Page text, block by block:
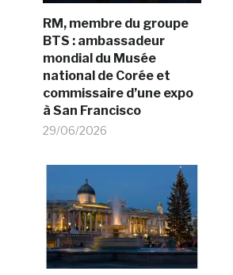
RM, membre du groupe
BTS : ambassadeur
mondial du Musée
national de Corée et
commissaire d’une expo
à San Francisco
29/06/2026